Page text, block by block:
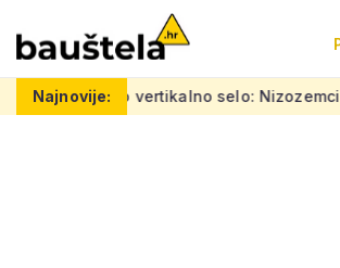
Najnovije:
Šareno vertikalno selo: Nizozemci za